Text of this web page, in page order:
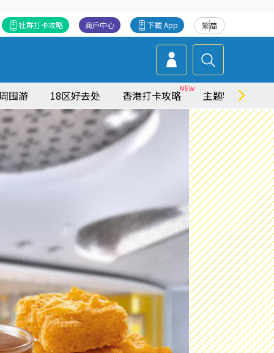
繁简
下載 App
商戶中心
社群打卡攻略
围游 18区好去处 香港打卡攻略 主题特集